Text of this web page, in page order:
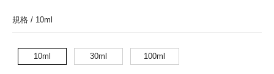
規格 / 10ml
10ml 30ml 100ml